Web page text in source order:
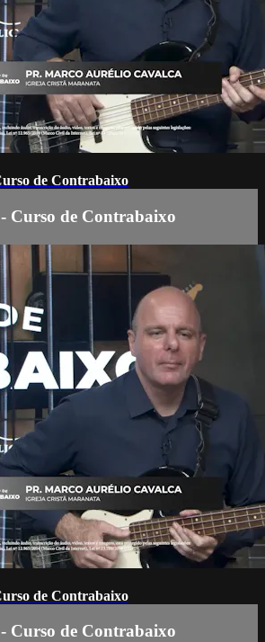
de Contrabaixo
Curso de Contrabaixo
de Contrabaixo
Curso de Contrabaixo